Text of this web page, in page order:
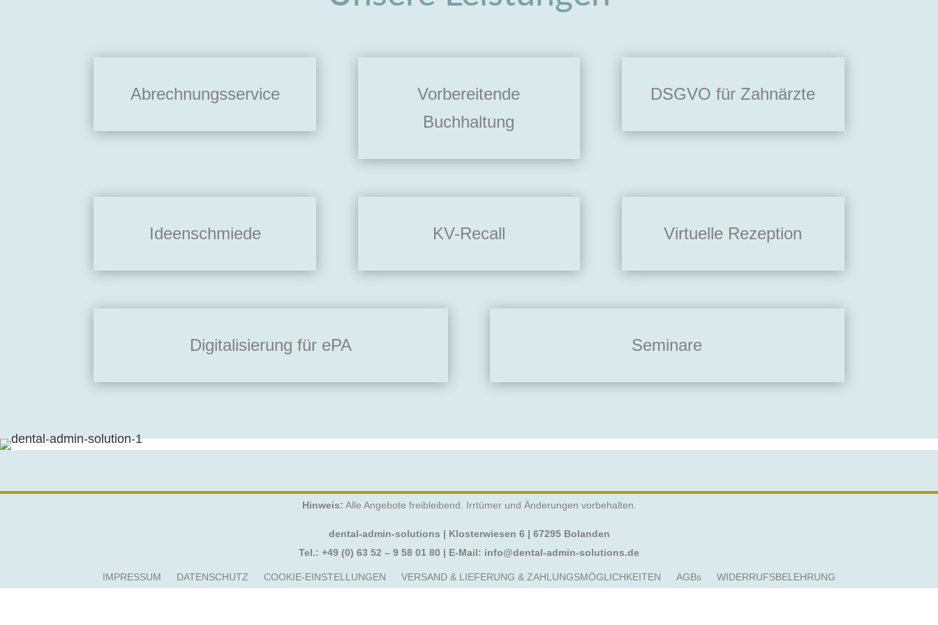
Abrechnungsservice
Vorbereitende
Buchhaltung
DSGVO für Zahnärzte
Ideenschmiede KV-Recall Virtuelle Rezeption
Digitalisierung für ePA Seminare
Hinweis: Alle Angebote freibleibend. Irrtümer und Änderungen vorbehalten.
dental-admin-solutions | Klosterwiesen 6 | 67295 Bolanden
Tel.: +49 (0) 63 52 – 9 58 01 80 | E-Mail: info@dental-admin-solutions.de
IMPRESSUM DATENSCHUTZ COOKIE-EINSTELLUNGEN VERSAND & LIEFERUNG & ZAHLUNGSMÖGLICHKEITEN AGBs WIDERRUFSBELEHRUNG